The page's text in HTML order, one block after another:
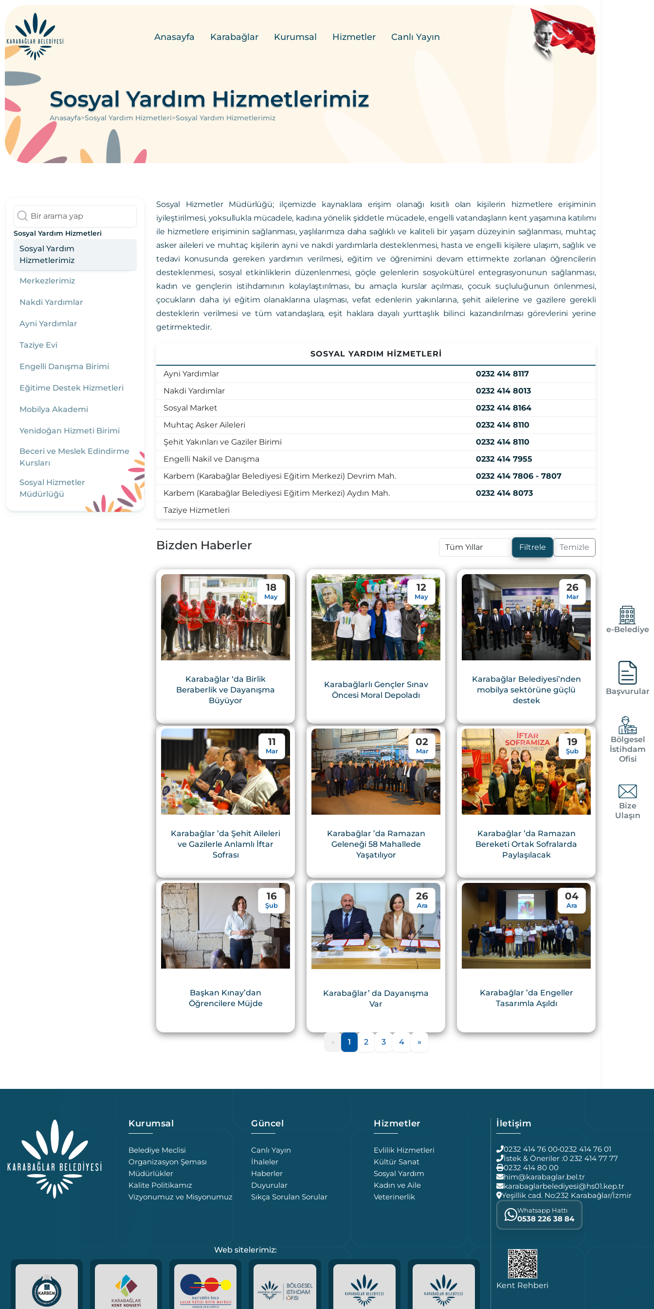
Anasayfa Karabağlar Kurumsal Hizmetler Canlı Yayın
Sosyal Yardım Hizmetlerimiz
Anasayfa>Sosyal Yardım Hizmetleri>Sosyal Yardım Hizmetlerimiz
Sosyal Yardım Hizmetleri
Sosyal Yardım
Hizmetlerimiz
Merkezlerimiz
Nakdi Yardımlar
Ayni Yardımlar
Taziye Evi
Engelli Danışma Birimi
Eğitime Destek Hizmetleri
Mobilya Akademi
Yenidoğan Hizmeti Birimi
Beceri ve Meslek Edindirme
Kursları
Sosyal Hizmetler
Müdürlüğü
Sosyal Hizmetler Müdürlüğü; ilçemizde kaynaklara erişim olanağı kısıtlı olan kişilerin hizmetlere erişiminin
iyileştirilmesi, yoksullukla mücadele, kadına yönelik şiddetle mücadele, engelli vatandaşların kent yaşamına katılımı
ile hizmetlere erişiminin sağlanması, yaşlılarımıza daha sağlıklı ve kaliteli bir yaşam düzeyinin sağlanması, muhtaç
asker aileleri ve muhtaç kişilerin ayni ve nakdi yardımlarla desteklenmesi, hasta ve engelli kişilere ulaşım, sağlık ve
tedavi konusunda gereken yardımın verilmesi, eğitim ve öğrenimini devam ettirmekte zorlanan öğrencilerin
desteklenmesi, sosyal etkinliklerin düzenlenmesi, göçle gelenlerin sosyokültürel entegrasyonunun sağlanması,
kadın ve gençlerin istihdamının kolaylaştırılması, bu amaçla kurslar açılması, çocuk suçluluğunun önlenmesi,
çocukların daha iyi eğitim olanaklarına ulaşması, vefat edenlerin yakınlarına, şehit ailelerine ve gazilere gerekli
desteklerin verilmesi ve tüm vatandaşlara, eşit haklara dayalı yurttaşlık bilinci kazandırılması görevlerini yerine
getirmektedir.
SOSYAL YARDIM HİZMETLERİ
Ayni Yardımlar
0232 414 8117
Nakdi Yardımlar
0232 414 8013
Sosyal Market
0232 414 8164
Muhtaç Asker Aileleri
0232 414 8110
Şehit Yakınları ve Gaziler Birimi
0232 414 8110
Engelli Nakil ve Danışma
0232 414 7955
Karbem (Karabağlar Belediyesi Eğitim Merkezi) Devrim Mah.
0232 414 7806 - 7807
Karbem (Karabağlar Belediyesi Eğitim Merkezi) Aydın Mah.
0232 414 8073
Taziye Hizmetleri
Bizden Haberler Filtrele Temizle
18
May
Karabağlar ‘da Birlik
Beraberlik ve Dayanışma
Büyüyor
12
May
Karabağlarlı Gençler Sınav
Öncesi Moral Depoladı
26
Mar
Karabağlar Belediyesi’nden
mobilya sektörüne güçlü
destek
11
Mar
Karabağlar ’da Şehit Aileleri
ve Gazilerle Anlamlı İftar
Sofrası
02
Mar
Karabağlar ’da Ramazan
Geleneği 58 Mahallede
Yaşatılıyor
19
Şub
Karabağlar ’da Ramazan
Bereketi Ortak Sofralarda
Paylaşılacak
16
Şub
Başkan Kınay’dan
Öğrencilere Müjde
26
Ara
Karabağlar’ da Dayanışma
Var
04
Ara
Karabağlar ’da Engeller
Tasarımla Aşıldı
« 1 2 3 4 »
e-Belediye
Başvurular
Bölgesel
İstihdam
Ofisi
Bize
Ulaşın
Kurumsal
Belediye Meclisi
Organizasyon Şeması
Müdürlükler
Kalite Politikamız
Vizyonumuz ve Misyonumuz
Güncel
Canlı Yayın
İhaleler
Haberler
Duyurular
Sıkça Sorulan Sorular
Hizmetler
Evlilik Hizmetleri
Kültür Sanat
Sosyal Yardım
Kadın ve Aile
Veterinerlik
Web sitelerimiz:
İletişim
0232 414 76 00•0232 414 76 01
İstek & Öneriler :0 232 414 77 77
0232 414 80 00
him@karabaglar.bel.tr
karabaglarbelediyesi@hs01.kep.tr
Yeşillik cad. No:232 Karabağlar/İzmir
Whatsapp Hattı
0538 226 38 84
Kent Rehberi